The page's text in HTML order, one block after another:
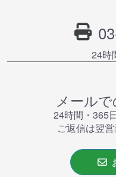
24時
メール
24時間・365
ご返信は翌